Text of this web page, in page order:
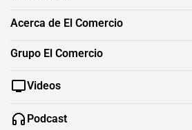
Acerca de El Comercio
Grupo El Comercio
Videos
Podcast